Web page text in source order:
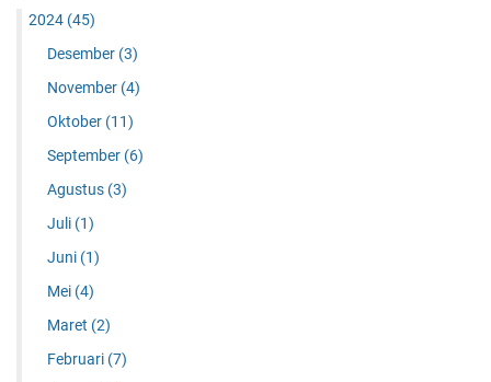
2024 (45)
Desember (3)
November (4)
Oktober (11)
September (6)
Agustus (3)
Juli (1)
Juni (1)
Mei (4)
Maret (2)
Februari (7)